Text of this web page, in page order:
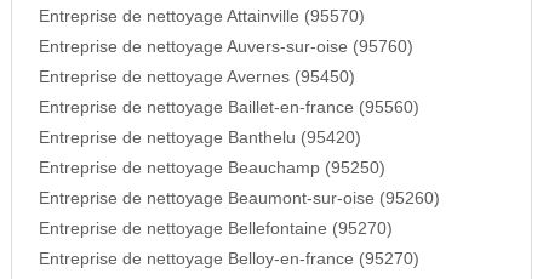
Entreprise de nettoyage Attainville (95570)
Entreprise de nettoyage Auvers-sur-oise (95760)
Entreprise de nettoyage Avernes (95450)
Entreprise de nettoyage Baillet-en-france (95560)
Entreprise de nettoyage Banthelu (95420)
Entreprise de nettoyage Beauchamp (95250)
Entreprise de nettoyage Beaumont-sur-oise (95260)
Entreprise de nettoyage Bellefontaine (95270)
Entreprise de nettoyage Belloy-en-france (95270)